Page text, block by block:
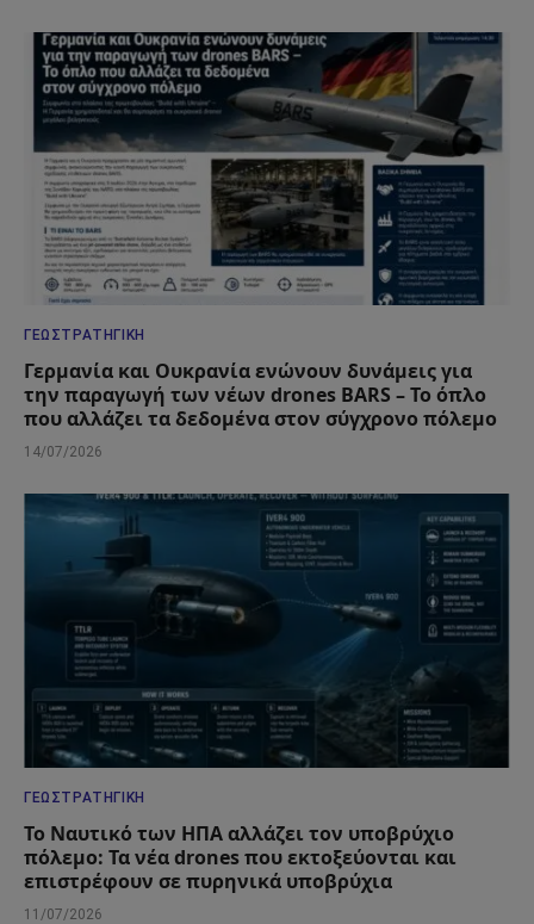
ΓΕΩΣΤΡΑΤΗΓΙΚΉ
Γερμανία και Ουκρανία ενώνουν δυνάμεις για
την παραγωγή των νέων drones BARS – Το όπλο
που αλλάζει τα δεδομένα στον σύγχρονο πόλεμο
14/07/2026
ΓΕΩΣΤΡΑΤΗΓΙΚΉ
Το Ναυτικό των ΗΠΑ αλλάζει τον υποβρύχιο
πόλεμο: Τα νέα drones που εκτοξεύονται και
επιστρέφουν σε πυρηνικά υποβρύχια
11/07/2026